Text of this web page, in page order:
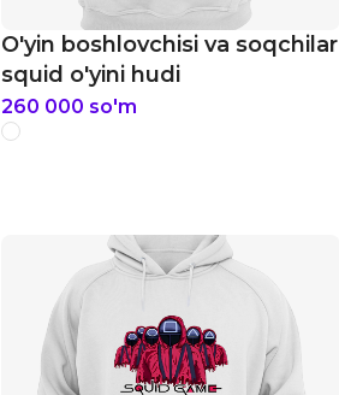
O'yin boshlovchisi va soqchilar
squid o'yini hudi
260 000 so'm